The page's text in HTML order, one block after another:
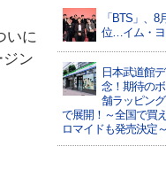
いに
ン
「BTS」、
位…イム・ヨ
日本武道館
念！期待の
舗ラッピン
で展開！～全国で買
ロマイドも発売決定～